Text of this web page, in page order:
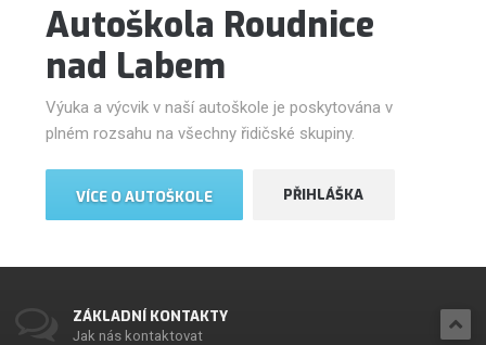
Autoškola Roudnice
nad Labem
Výuka a výcvik v naší autoškole je poskytována v
plném rozsahu na všechny řidičské skupiny.
VÍCE O AUTOŠKOLE PŘIHLÁŠKA
ZÁKLADNÍ KONTAKTY
Jak nás kontaktovat